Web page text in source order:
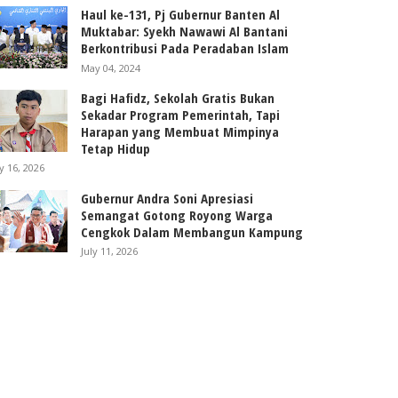
Haul ke-131, Pj Gubernur Banten Al
Muktabar: Syekh Nawawi Al Bantani
Berkontribusi Pada Peradaban Islam
May 04, 2024
Bagi Hafidz, Sekolah Gratis Bukan
Sekadar Program Pemerintah, Tapi
Harapan yang Membuat Mimpinya
Tetap Hidup
16, 2026
Gubernur Andra Soni Apresiasi
Semangat Gotong Royong Warga
Cengkok Dalam Membangun Kampung
July 11, 2026